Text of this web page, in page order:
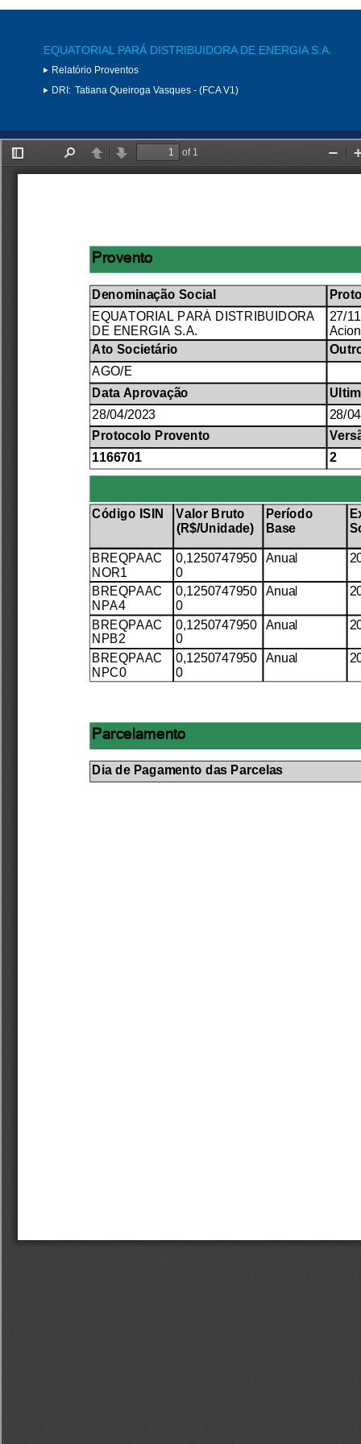
EQUATORIAL PARÁ DISTRIBUIDORA DE ENERGIA S.A.
Relatório Proventos
DRI: Tatiana Queiroga Vasques - (FCA V1)